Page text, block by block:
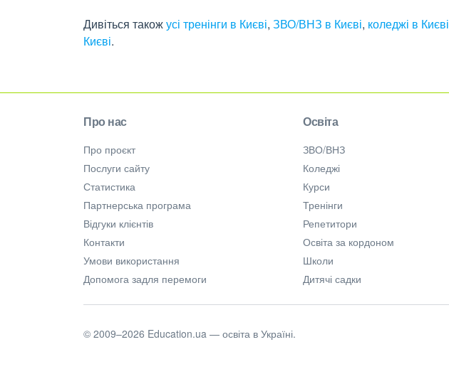
Дивіться такожусі тренінги в Києві, ЗВО/ВНЗ в Києві, коледжі в Києві
Києві.
Про нас
Про проєкт
Послуги сайту
Статистика
Партнерська програма
Відгуки клієнтів
Контакти
Умови використання
Допомога задля перемоги
Освіта
ЗВО/ВНЗ
Коледжі
Курси
Тренінги
Репетитори
Освіта за кордоном
Школи
Дитячі садки
© 2009–2026 Education.ua — освіта в Україні.